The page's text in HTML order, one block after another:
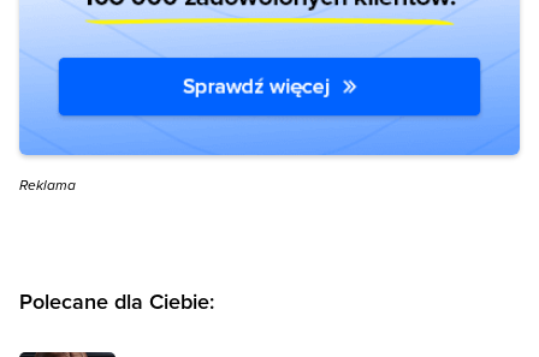
Reklama
Polecane dla Ciebie: